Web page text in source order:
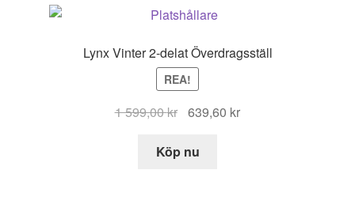
Lynx Vinter 2-delat Överdragsställ
REA!
1 599,00kr Det
priset
639,60 krDet
Köp nu